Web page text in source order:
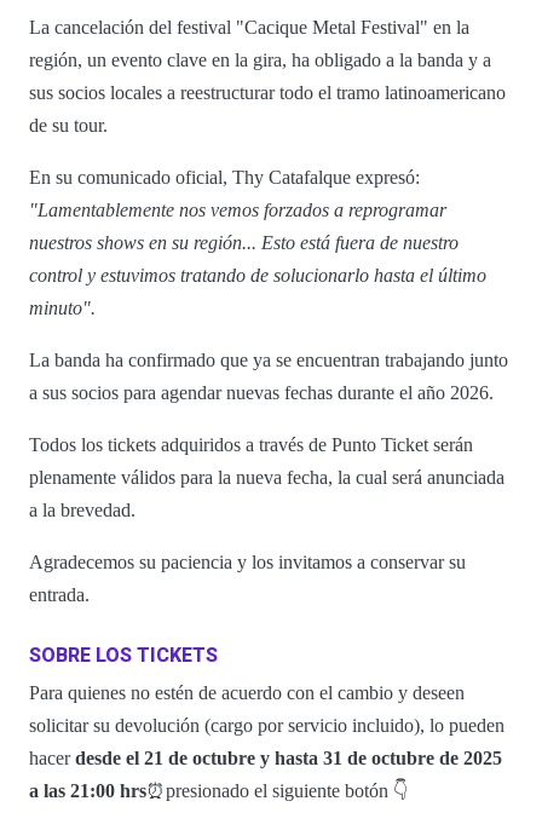
La cancelación del festival "Cacique Metal Festival" en la
región, un evento clave en la gira, ha obligado a la banda y a
sus socios locales a reestructurar todo el tramo latinoamericano
de su tour.
En su comunicado oficial, Thy Catafalque expresó:
"Lamentablemente nos vemos forzados a reprogramar
nuestros shows en su región... Esto está fuera de nuestro
control y estuvimos tratando de solucionarlo hasta el último
minuto".
La banda ha confirmado que ya se encuentran trabajando junto
a sus socios para agendar nuevas fechas durante el año 2026.
Todos los tickets adquiridos a través de Punto Ticket serán
plenamente válidos para la nueva fecha, la cual será anunciada
a la brevedad.
Agradecemos su paciencia y los invitamos a conservar su
entrada.
SOBRE LOS TICKETS
Para quienes no estén de acuerdo con el cambio y deseen
solicitar su devolución (cargo por servicio incluido), lo pueden
hacerdesde el 21 de octubre y hasta 31 de octubre de 2025
a las 21:00 hrs⏰presionado el siguiente botón 👇